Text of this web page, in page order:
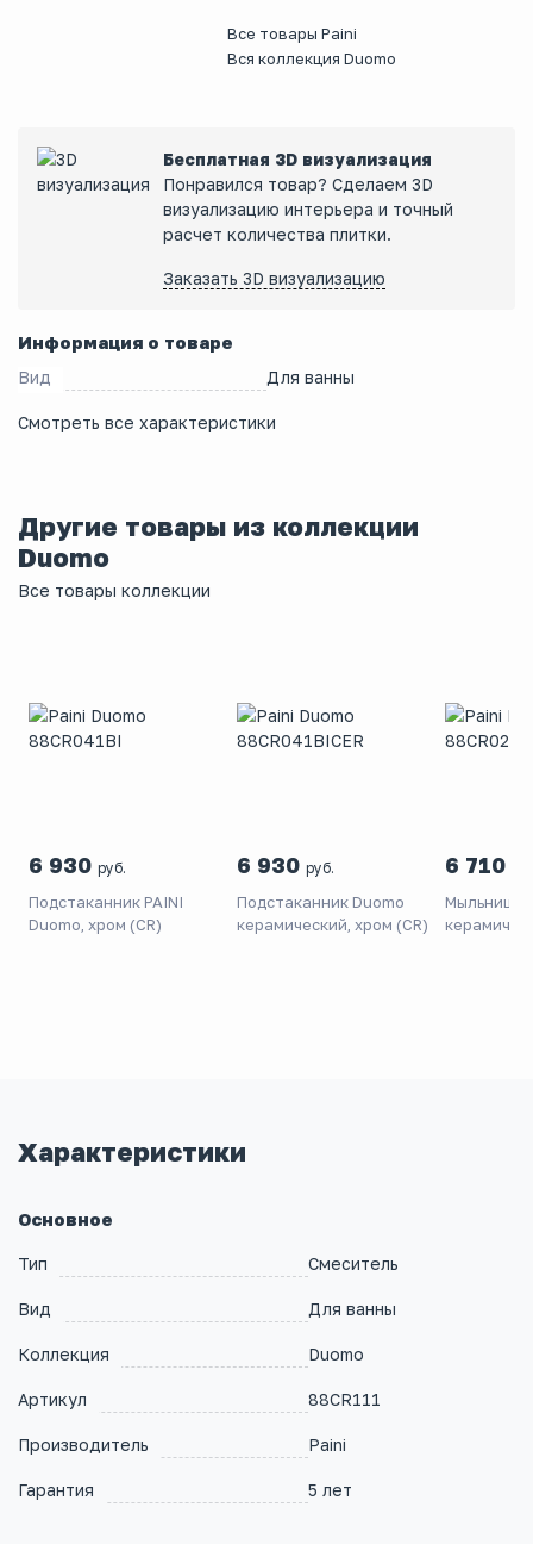
Все товары Paini
Вся коллекция Duomo
Бесплатная 3D визуализация
Понравился товар? Сделаем 3D
визуализацию интерьера и точный
расчет количества плитки.
Заказать 3D визуализацию
Информация о товаре
Вид Для ванны
Смотреть все характеристики
Другие товары из коллекции
Duomo
Все товары коллекции
6 930 руб.
Подстаканник PAINI
Duomo, хром (CR)
6 930 руб.
Подстаканник Duomo
керамический, хром (CR)
6 710
Мыльница
Характеристики
Основное
Тип Смеситель
Вид Для ванны
Коллекция Duomo
Артикул 88CR111
Производитель Paini
Гарантия 5 лет